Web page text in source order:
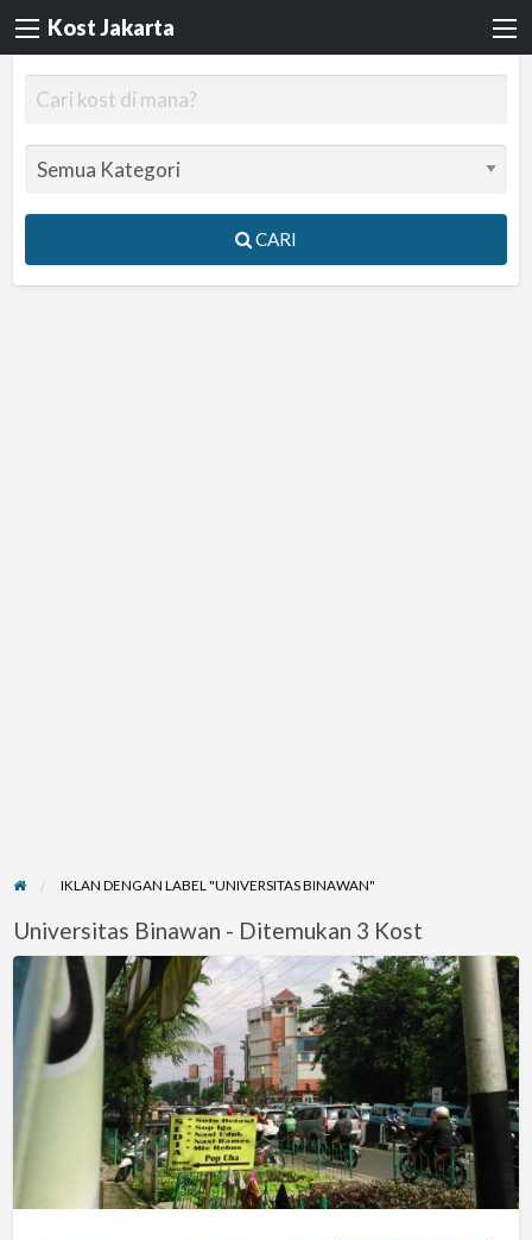
Kost Jakarta
CARI
IKLAN DENGAN LABEL "UNIVERSITAS BINAWAN"
Universitas Binawan - Ditemukan 3 Kost
kos
muslimah
strategis
Jakarta